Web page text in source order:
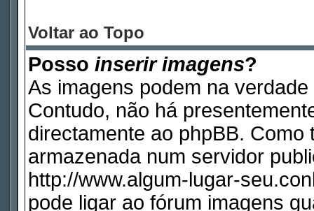
Voltar ao Topo
Posso inserir imagens?
As imagens podem na
Contudo, não há
directamente ao phpBB.
armazenada num servidor
http://www.algum-lugar-
pode ligar ao fórum imagens